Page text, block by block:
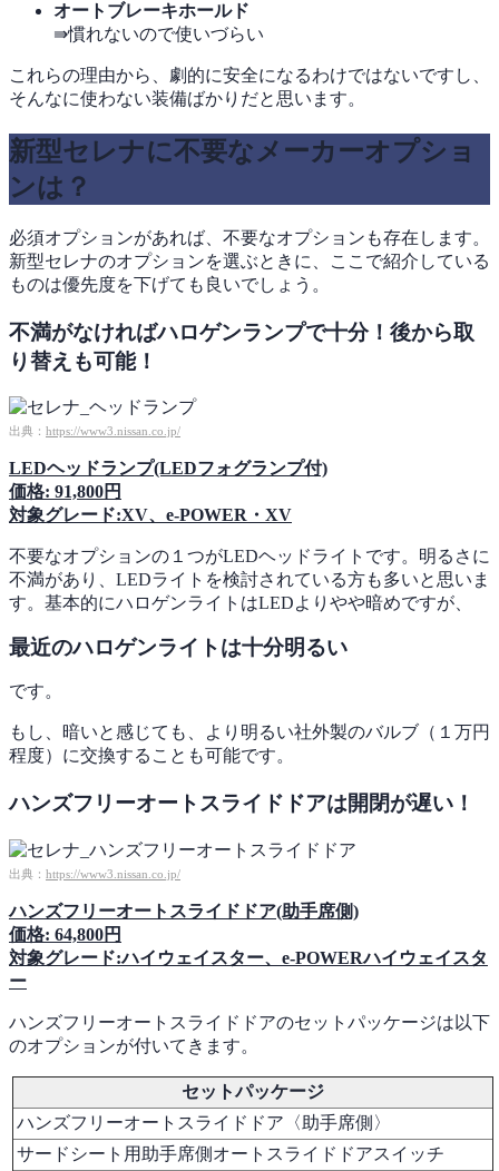
オートブレーキホールド
⇛慣れないので使いづらい
これらの理由から、劇的に安全になるわけではないですし、
そんなに使わない装備ばかりだと思います。
新型セレナに不要なメーカーオプショ
ンは？
必須オプションがあれば、不要なオプションも存在します。
新型セレナのオプションを選ぶときに、ここで紹介している
ものは優先度を下げても良いでしょう。
不満がなければハロゲンランプで十分！後から取
り替えも可能！
出典： https://www3.nissan.co.jp/
LEDヘッドランプ(LEDフォグランプ付)
価格: 91,800円
対象グレード:XV、e-POWER・XV
不要なオプションの１つがLEDヘッドライトです。明るさに
不満があり、LEDライトを検討されている方も多いと思いま
す。基本的にハロゲンライトはLEDよりやや暗めですが、
最近のハロゲンライトは十分明るい
です。
もし、暗いと感じても、より明るい社外製のバルブ（１万円
程度）に交換することも可能です。
ハンズフリーオートスライドドアは開閉が遅い！
出典： https://www3.nissan.co.jp/
ハンズフリーオートスライドドア(助手席側)
価格: 64,800円
対象グレード:ハイウェイスター、e-POWERハイウェイスタ
ー
ハンズフリーオートスライドドアのセットパッケージは以下
のオプションが付いてきます。
セットパッケージ
ハンズフリーオートスライドドア〈助手席側〉
サードシート用助手席側オートスライドドアスイッチ